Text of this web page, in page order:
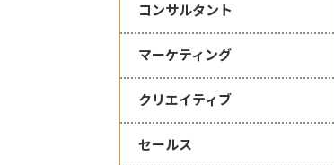
コンサルタント
マーケティング
クリエイティブ
セールス